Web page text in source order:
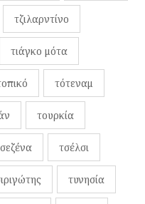
τζιλαρντίνο
τιάγκο μότα
τότεναμ
τουρκία
τσέλσι
τυνησία